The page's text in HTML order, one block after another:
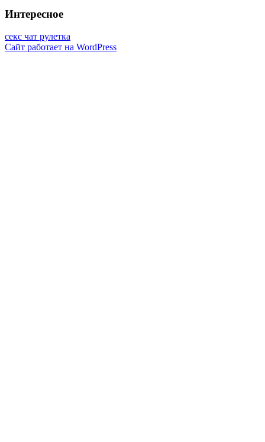
Интересное
секс чат рулетка
Сайт работает на WordPress